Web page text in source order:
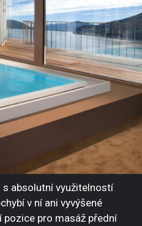
s absolutní využitelností
v ní ani vyvýšené
pro masáž přední